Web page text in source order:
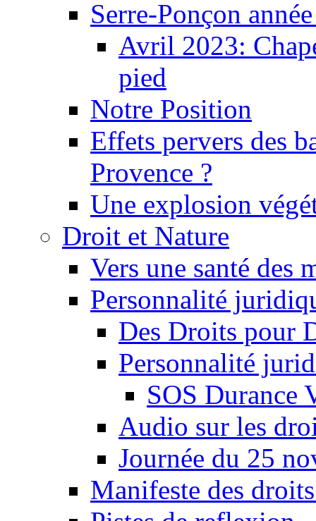
Serre-Ponçon
Avril 2023:
pied
Notre Position
Effets pervers des
Provence ?
Une explosion
Droit et Nature
Vers une santé des
Personnalité
Des Droits pour
Personnalité
SOS Durance
Audio sur les
Journée du 25
Manifeste des